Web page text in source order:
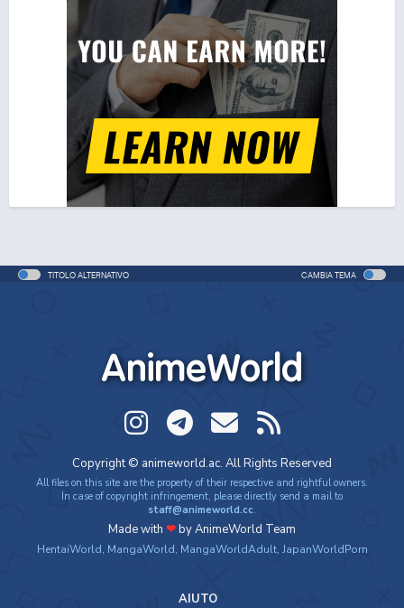
TITOLO ALTERNATIVO CAMBIA TEMA
AnimeWorld
Copyright © animeworld.ac. All Rights Reserved
All files on this site are the property of their respective and rightful owners.
In case of copyright infringement, please directly send a mail to
staff@animeworld.cc.
Made with ❤by AnimeWorld Team
HentaiWorld, MangaWorld, MangaWorldAdult, JapanWorldPorn
AIUTO